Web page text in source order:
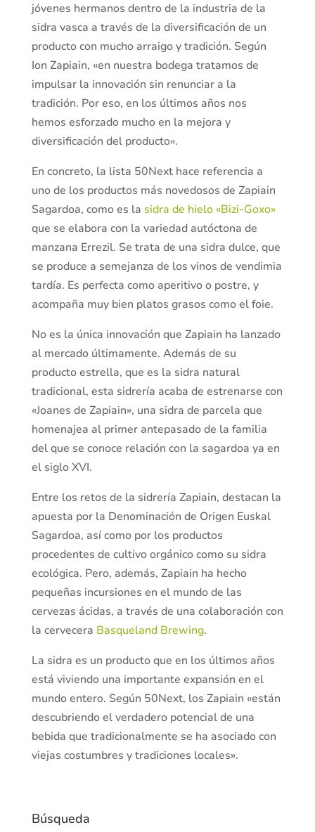
jóvenes hermanos dentro de la industria de la
sidra vasca a través de la diversificación de un
producto con mucho arraigo y tradición. Según
Ion Zapiain, «en nuestra bodega tratamos de
impulsar la innovación sin renunciar a la
tradición. Por eso, en los últimos años nos
hemos esforzado mucho en la mejora y
diversificación del producto».
En concreto, la lista 50Next hace referencia a
uno de los productos más novedosos de Zapiain
Sagardoa, como es la sidra de hielo «Bizi-Goxo»
que se elabora con la variedad autóctona de
manzana Errezil. Se trata de una sidra dulce, que
se produce a semejanza de los vinos de vendimia
tardía. Es perfecta como aperitivo o postre, y
acompaña muy bien platos grasos como el foie.
No es la única innovación que Zapiain ha lanzado
al mercado últimamente. Además de su
producto estrella, que es la sidra natural
tradicional, esta sidrería acaba de estrenarse con
«Joanes de Zapiain», una sidra de parcela que
homenajea al primer antepasado de la familia
del que se conoce relación con la sagardoa ya en
el siglo XVI.
Entre los retos de la sidrería Zapiain, destacan la
apuesta por la Denominación de Origen Euskal
Sagardoa, así como por los productos
procedentes de cultivo orgánico como su sidra
ecológica. Pero, además, Zapiain ha hecho
pequeñas incursiones en el mundo de las
cervezas ácidas, a través de una colaboración con
la cervecera Basqueland Brewing.
La sidra es un producto que en los últimos años
está viviendo una importante expansión en el
mundo entero. Según 50Next, los Zapiain «están
descubriendo el verdadero potencial de una
bebida que tradicionalmente se ha asociado con
viejas costumbres y tradiciones locales».
Búsqueda